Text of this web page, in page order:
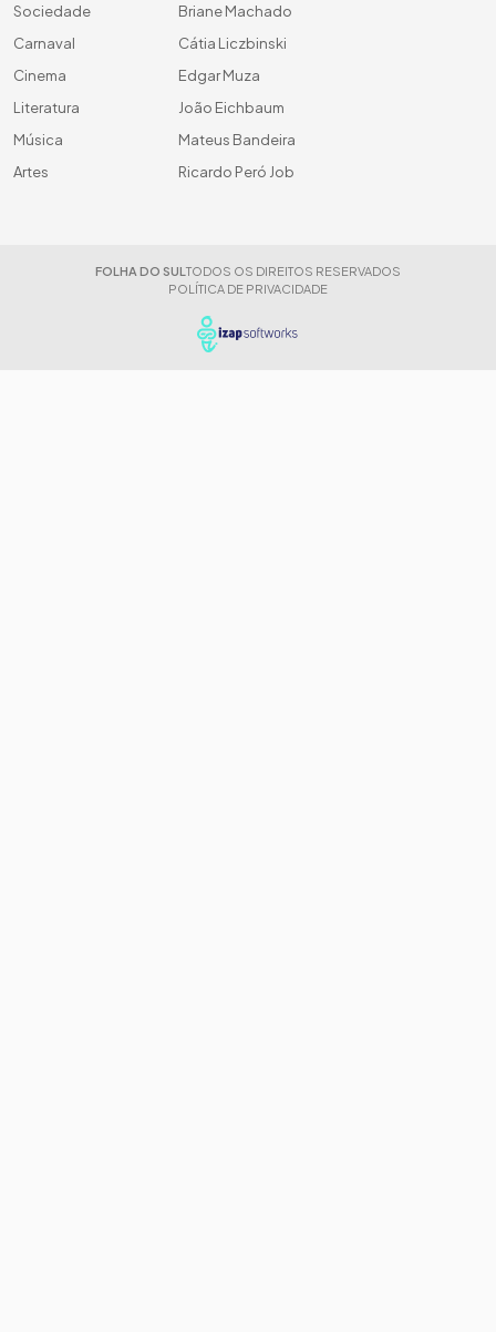
Sociedade
Carnaval
Cinema
Literatura
Música
Artes
Briane Machado
Cátia Liczbinski
Edgar Muza
João Eichbaum
Mateus Bandeira
Ricardo Peró Job
FOLHA DO SUL TODOS OS DIREITOS RESERVADOS
POLÍTICA DE PRIVACIDADE